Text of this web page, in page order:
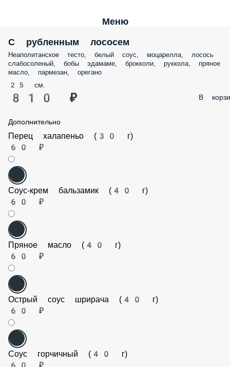
Меню
С рубленным лососем
Неаполитанское тесто, белый соус, моцарелла, лосось
бобы эдамаме, брокколи, руккола, пряное масло, пармезан, орегано
25 см.
810 ₽
Перец халапеньо (30 г)
60 ₽
Соус-крем бальзамик (40 г)
60 ₽
Пряное масло (40 г)
60 ₽
Острый соус шрирача (40 г)
60 ₽